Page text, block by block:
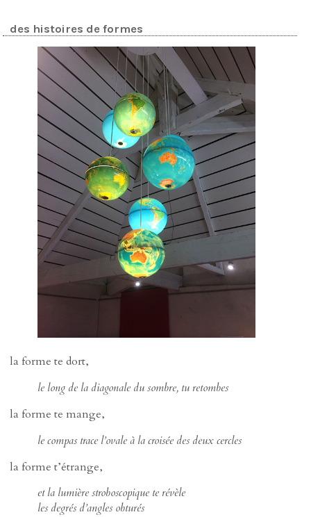
des histoires de formes
la forme te dort,
le long de la diagonale du sombre, tu retombes
la forme te mange,
le compas trace l’ovale à la croisée des deux cercles
la forme t’étrange,
et la lumière stroboscopique te révèle
les degrés d’angles obturés